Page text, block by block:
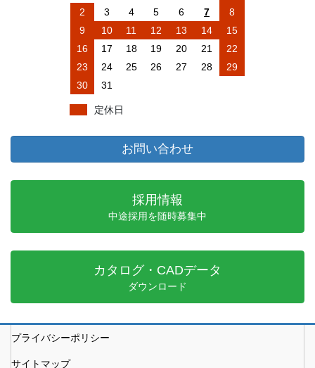
2
3 4 5 6 7
8
9
10 11 12 13 14
15
16
17 18 19 20 21
22
23
24 25 26 27 28
29
30
31
定休日
お問い合わせ
採用情報
中途採用を随時募集中
カタログ・CADデータ
ダウンロード
プライバシーポリシー
サイトマップ